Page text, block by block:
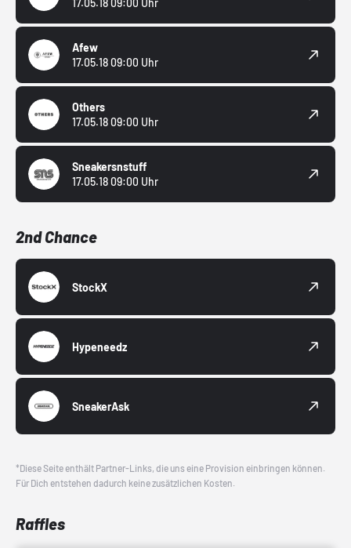
17.05.18 09:00 Uhr
Afew
17.05.18 09:00 Uhr
Others
17.05.18 09:00 Uhr
Sneakersnstuff
17.05.18 09:00 Uhr
2nd Chance
StockX
Hypeneedz
SneakerAsk
*Diese Seite enthält Partner-Links, die uns eine Provision einbringen können.
Für Dich entstehen dadurch keine zusätzlichen Kosten.
Raffles